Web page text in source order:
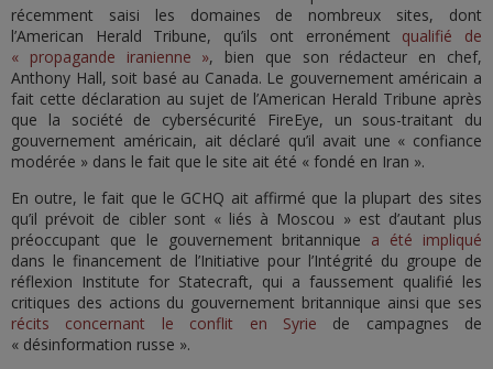
récemment saisi les domaines de nombreux sites, dont
l’American Herald Tribune, qu’ils ont erronément qualifié de
« propagande iranienne », bien que son rédacteur en chef,
Anthony Hall, soit basé au Canada. Le gouvernement américain a
fait cette déclaration au sujet de l’American Herald Tribune après
que la société de cybersécurité FireEye, un sous-traitant du
gouvernement américain, ait déclaré qu’il avait une « confiance
modérée » dans le fait que le site ait été « fondé en Iran ».
En outre, le fait que le GCHQ ait affirmé que la plupart des sites
qu’il prévoit de cibler sont « liés à Moscou » est d’autant plus
préoccupant que le gouvernement britannique a été impliqué
dans le financement de l’Initiative pour l’Intégrité du groupe de
réflexion Institute for Statecraft, qui a faussement qualifié les
critiques des actions du gouvernement britannique ainsi que ses
récits concernant le conflit en Syrie de campagnes de
« désinformation russe ».